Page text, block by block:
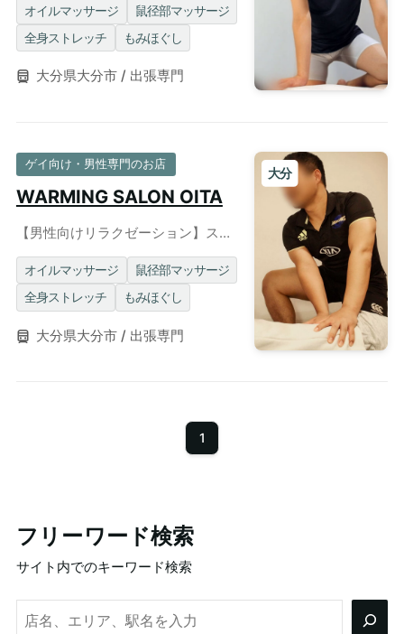
ストによるゲイマッサージ
オイルマッサージ
鼠径部マッサージ
全身ストレッチ
もみほぐし
大分県大分市 / 出張専門
大分
ゲイ向け・男性専門のお店
WARMING SALON OITA
【男性向けリラクゼーション】スポ
ストによる全裸密着ゲイマッサージ
オイルマッサージ
鼠径部マッサージ
全身ストレッチ
もみほぐし
大分県大分市 / 出張専門
1
フリーワード検索
サイト内でのキーワード検索
検